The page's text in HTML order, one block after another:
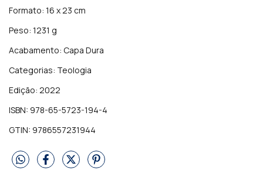
Formato: 16 x 23 cm
Peso: 1231 g
Acabamento: Capa Dura
Categorias: Teologia
Edição: 2022
ISBN: 978-65-5723-194-4
GTIN: 9786557231944